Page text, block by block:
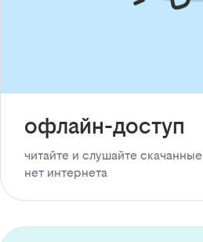
офлайн-доступ
читайте и слушайте
нет интернета